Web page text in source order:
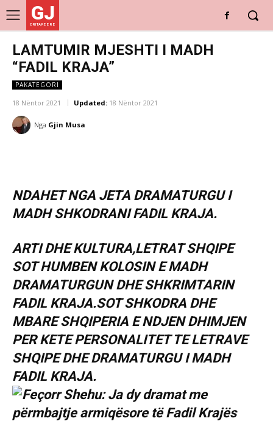
GJ
DRITARE E RE
LAMTUMIR MJESHTI I MADH
“FADIL KRAJA”
PAKATEGORI
18 Nëntor 2021 Updated: 18 Nëntor 2021
Nga Gjin Musa
NDAHET NGA JETA DRAMATURGU I
MADH SHKODRANI FADIL KRAJA.
ARTI DHE KULTURA,LETRAT SHQIPE
SOT HUMBEN KOLOSIN E MADH
DRAMATURGUN DHE SHKRIMTARIN
FADIL KRAJA.SOT SHKODRA DHE
MBARE SHQIPERIA E NDJEN DHIMJEN
PER KETE PERSONALITET TE LETRAVE
SHQIPE DHE DRAMATURGU I MADH
FADIL KRAJA.